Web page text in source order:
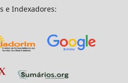
e Indexadores: